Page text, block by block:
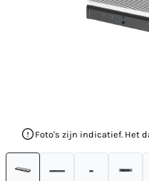
Foto's zijn indicatief. Het